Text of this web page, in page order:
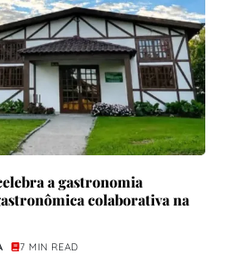
a gastronomia
colaborativa na
7 MIN READ